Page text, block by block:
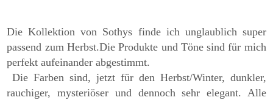
Die Kollektion von Sothys finde ich unglaublich super
passend zum Herbst.Die Produkte und Töne sind für mich
perfekt aufeinander abgestimmt.
Die Farben sind, jetzt für den Herbst/Winter, dunkler,
rauchiger, mysteriöser und dennoch sehr elegant. Alle